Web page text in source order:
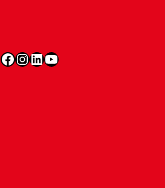
Facebook
Instagram
LinkedInYouTube